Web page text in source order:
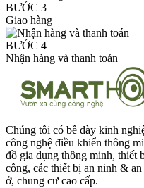
BƯỚC 3
Giao hàng
BƯỚC 4
Nhận hàng và thanh toán
Chúng tôi có bề dày kinh
công nghệ điều khiển thông
đồ gia dụng thông minh, thiết
công, các thiết bị an ninh &
ở, chung cư cao cấp.